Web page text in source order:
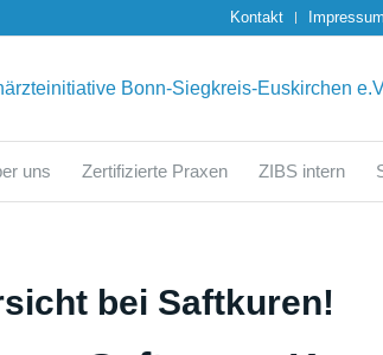
Kontakt Impressum
uns Zertifizierte Praxen ZIBS intern
bei Saftkuren!